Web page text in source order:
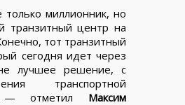
только миллионник, но
транзитный центр на
тот транзитный
сегодня идет через
лучшее решение, с
транспортной
— отметил Максим